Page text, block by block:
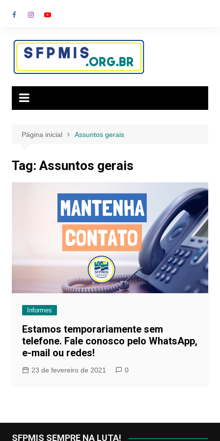
para
conteúdo
Página inicial Assuntos gerais
Tag:Assuntos gerais
Informes
Estamos temporariamente sem
telefone. Fale conosco pelo WhatsApp,
e-mail ou redes!
23 de fevereiro de 2021 0
SFPMIS SEMPRE NA LUTA!